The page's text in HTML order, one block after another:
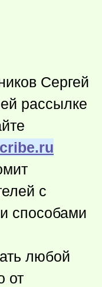
Сергей
рассылке
с
способами
любой
от